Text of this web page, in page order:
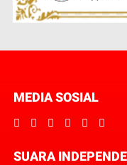
MEDIA SOSIAL
SUARA